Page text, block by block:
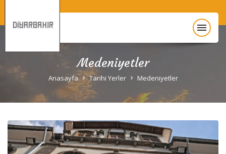
menu
Anasayfa
Diyarbakır Hakkında
Unesco
Medeniyetler
Anasayfa Tarihi Yerler Medeniyetler